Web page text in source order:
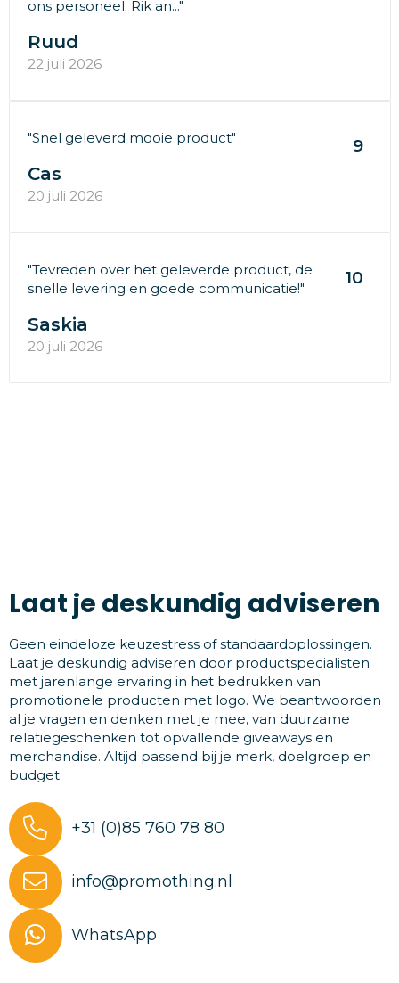
ons personeel. Rik an..."
Ruud
22 juli 2026
"Snel geleverd mooie product" 9
Cas
20 juli 2026
"Tevreden over het geleverde product, de
snelle levering en goede communicatie!"
10
Saskia
20 juli 2026
Laat je deskundig adviseren
Geen eindeloze keuzestress of standaardoplossingen.
Laat je deskundig adviseren door productspecialisten
met jarenlange ervaring in het bedrukken van
promotionele producten met logo. We beantwoorden
al je vragen en denken met je mee, van duurzame
relatiegeschenken tot opvallende giveaways en
merchandise. Altijd passend bij je merk, doelgroep en
budget.
+31 (0)85 760 78 80
info@promothing.nl
WhatsApp